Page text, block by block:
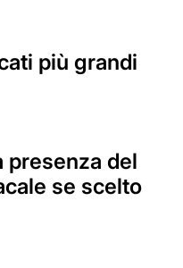
più grandi
presenza del
se scelto